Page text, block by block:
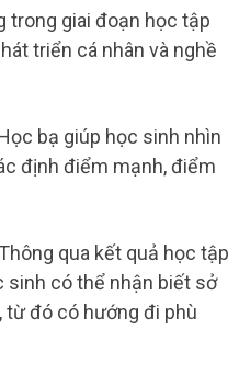
trong giai đoạn học tập
triển cá nhân và nghề
bạ giúp học sinh nhìn
định điểm mạnh, điểm
qua kết quả học tập
sinh có thể nhận biết sở
đó có hướng đi phù